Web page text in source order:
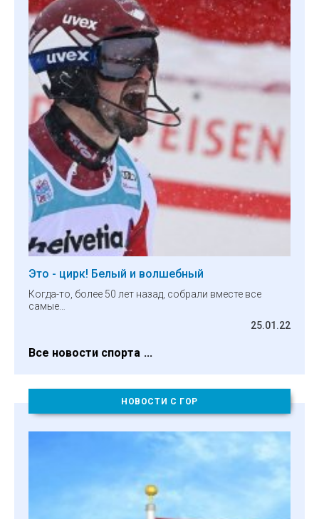
Это - цирк! Белый и волшебный
Когда-то, более 50 лет назад, собрали вместе все
самые…
25.01.22
Все новости спорта
НОВОСТИ С ГОР